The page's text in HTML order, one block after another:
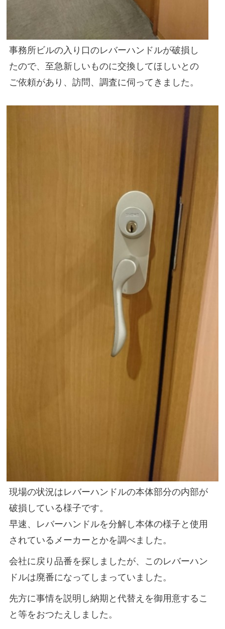
事務所ビルの入り口のレバーハンドルが破損し
たので、至急新しいものに交換してほしいとの
ご依頼があり、訪問、調査に伺ってきました。
現場の状況はレバーハンドルの本体部分の内部が
破損している様子です。
早速、レバーハンドルを分解し本体の様子と使用
されているメーカーとかを調べました。
会社に戻り品番を探しましたが、このレバーハン
ドルは廃番になってしまっていました。
先方に事情を説明し納期と代替えを御用意するこ
と等をおつたえしました。